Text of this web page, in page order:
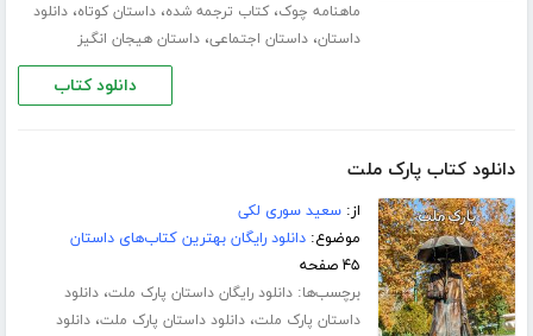
ماهنامه چوک،کتاب ترجمه شده،داستان کوتاه،دانلود
داستان،داستان اجتماعی،داستان هیجان انگیز
دانلود کتاب
دانلود کتاب پارک ملت
از:سعید سوری لکی
موضوع:دانلود رایگان بهترین کتاب‌های داستان
۴۵ صفحه
برچسب‌ها:دانلود رایگان داستان پارک ملت،دانلود
داستان پارک ملت،دانلود داستان پارک ملت،دانلود